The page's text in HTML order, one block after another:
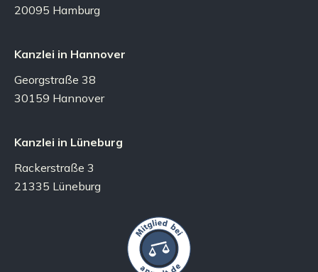
20095 Hamburg
Kanzlei in Hannover
Georgstraße 38
30159 Hannover
Kanzlei in Lüneburg
Rackerstraße 3
21335 Lüneburg